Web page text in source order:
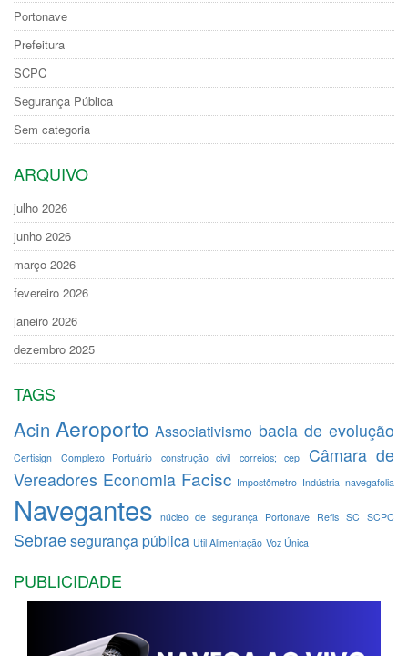
Portonave
Prefeitura
SCPC
Segurança Pública
Sem categoria
ARQUIVO
julho 2026
junho 2026
março 2026
fevereiro 2026
janeiro 2026
dezembro 2025
TAGS
Acin Aeroporto Associativismo bacia de evolução
Certisign Complexo Portuário construção civil correios; cep
Câmara de
Vereadores Economia Facisc Impostômetro Indústria navegafolia
Navegantes núcleo de segurança Portonave Refis SC SCPC
Sebrae segurança pública Util Alimentação Voz Única
PUBLICIDADE